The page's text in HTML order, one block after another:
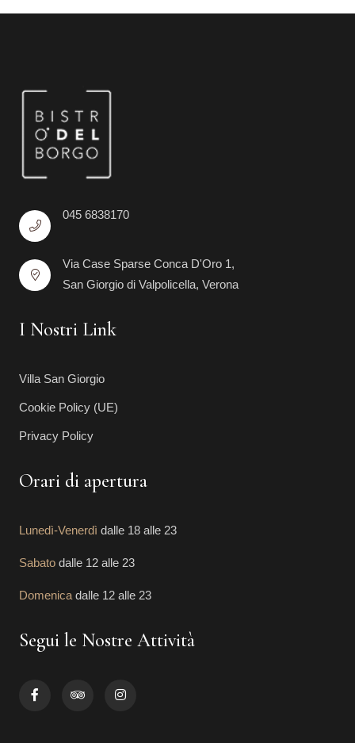
045 6838170
Via Case Sparse Conca D'Oro 1,
San Giorgio di Valpolicella, Verona
I Nostri Link
Villa San Giorgio
Cookie Policy (UE)
Privacy Policy
Orari di apertura
Lunedì-Venerdì dalle 18 alle 23
Sabato dalle 12 alle 23
Domenica dalle 12 alle 23
Segui le Nostre Attività